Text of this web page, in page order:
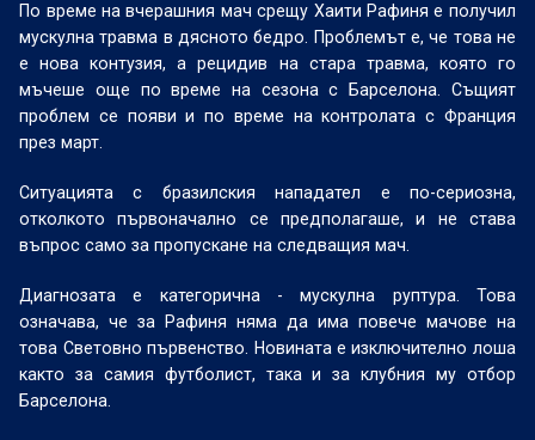
По време на вчерашния мач срещу Хаити Рафиня е получил
мускулна травма в дясното бедро. Проблемът е, че това не
е нова контузия, а рецидив на стара травма, която го
мъчеше още по време на сезона с Барселона. Същият
проблем се появи и по време на контролата с Франция
през март.
Ситуацията с бразилския нападател е по-сериозна,
отколкото първоначално се предполагаше, и не става
въпрос само за пропускане на следващия мач.
Диагнозата е категорична - мускулна руптура. Това
означава, че за Рафиня няма да има повече мачове на
това Световно първенство. Новината е изключително лоша
както за самия футболист, така и за клубния му отбор
Барселона.